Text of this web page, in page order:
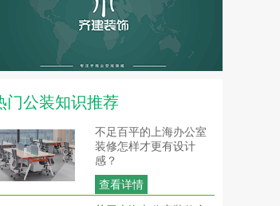
门公装知识推荐
不足百平的上海办公室
装修怎样才更有设计
感？
查看详情